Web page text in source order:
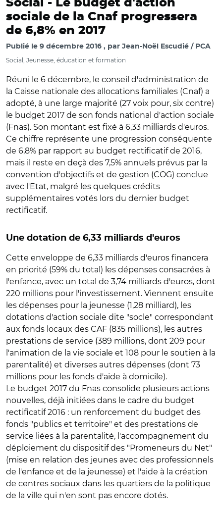
Social - Le budget d'action
sociale de la Cnaf progressera
de 6,8% en 2017
Publié le 9 décembre 2016 par Jean-Noël Escudié / PCA
Social, Jeunesse, éducation et formation
Réuni le 6 décembre, le conseil d'administration de
la Caisse nationale des allocations familiales (Cnaf) a
adopté, à une large majorité (27 voix pour, six contre)
le budget 2017 de son fonds national d'action sociale
(Fnas). Son montant est fixé à 6,33 milliards d'euros.
Ce chiffre représente une progression conséquente
de 6,8% par rapport au budget rectificatif de 2016,
mais il reste en deçà des 7,5% annuels prévus par la
convention d'objectifs et de gestion (COG) conclue
avec l'Etat, malgré les quelques crédits
supplémentaires votés lors du dernier budget
rectificatif.
Une dotation de 6,33 milliards d'euros
Cette enveloppe de 6,33 milliards d'euros financera
en priorité (59% du total) les dépenses consacrées à
l'enfance, avec un total de 3,74 milliards d'euros, dont
220 millions pour l'investissement. Viennent ensuite
les dépenses pour la jeunesse (1,28 milliard), les
dotations d'action sociale dite "socle" correspondant
aux fonds locaux des CAF (835 millions), les autres
prestations de service (389 millions, dont 209 pour
l'animation de la vie sociale et 108 pour le soutien à la
parentalité) et diverses autres dépenses (dont 73
millions pour les fonds d'aide à domicile).
Le budget 2017 du Fnas consolide plusieurs actions
nouvelles, déjà initiées dans le cadre du budget
rectificatif 2016 : un renforcement du budget des
fonds "publics et territoire" et des prestations de
service liées à la parentalité, l'accompagnement du
déploiement du dispositif des "Promeneurs du Net"
(mise en relation des jeunes avec des professionnels
de l'enfance et de la jeunesse) et l'aide à la création
de centres sociaux dans les quartiers de la politique
de la ville qui n'en sont pas encore dotés.